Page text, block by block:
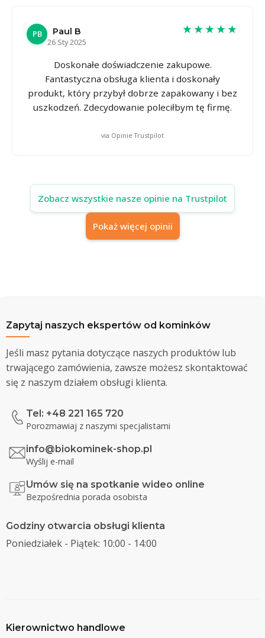
PB
Paul B
26 Sty 2025
★★★★★
Doskonałe doświadczenie zakupowe.
Fantastyczna obsługa klienta i doskonały
produkt, który przybył dobrze zapakowany i bez
uszkodzeń. Zdecydowanie poleciłbym tę firmę.
via Opinie Trustpilot
Zobacz wszystkie nasze opinie na Trustpilot
Pokaż więcej opinii
Zapytaj naszych ekspertów od kominków
Jeśli masz pytania dotyczące naszych produktów lub
trwającego zamówienia, zawsze możesz skontaktować
się z naszym działem obsługi klienta.
Tel: +48 221 165 720
Porozmawiaj z naszymi specjalistami
info@biokominek-shop.pl
Wyślij e-mail
Umów się na spotkanie wideo online
Bezpośrednia porada osobista
Godziny otwarcia obsługi klienta
Poniedziałek - Piątek: 10:00 - 14:00
Kierownictwo handlowe